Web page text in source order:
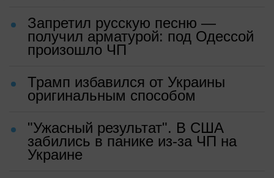
Запретил русскую песню —
получил арматурой: под Одессой
произошло ЧП
Трамп избавился от Украины
оригинальным способом
"Ужасный результат". В США
забились в панике из-за ЧП на
Украине